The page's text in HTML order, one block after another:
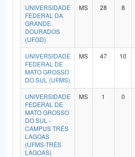
UNIVERSIDADE
FEDERAL DA
GRANDE
DOURADOS
(UFGD)
MS 28 8
UNIVERSIDADE
FEDERAL DE
MATO GROSSO
DO SUL (UFMS)
MS 47 10
UNIVERSIDADE
FEDERAL DE
MATO GROSSO
DO SUL -
CAMPUS TRÊS
LAGOAS
(UFMS-TRÊS
LAGOAS)
MS 1 0